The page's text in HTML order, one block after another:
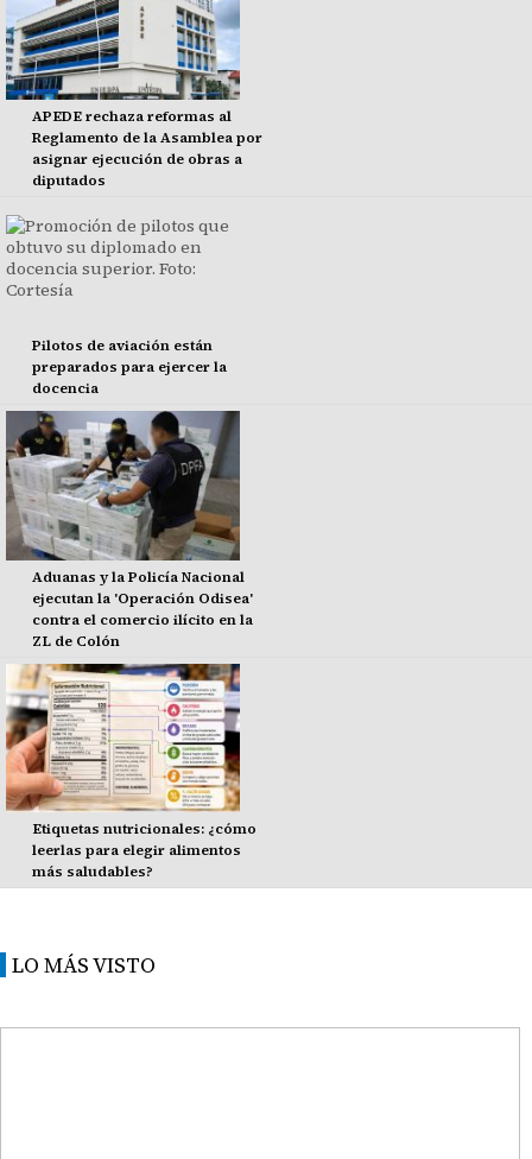
APEDE rechaza reformas al
Reglamento de la Asamblea por
asignar ejecución de obras a
diputados
Pilotos de aviación están
preparados para ejercer la
docencia
Aduanas y la Policía Nacional
ejecutan la 'Operación Odisea'
contra el comercio ilícito en la
ZL de Colón
Etiquetas nutricionales: ¿cómo
leerlas para elegir alimentos
más saludables?
LO MÁS VISTO